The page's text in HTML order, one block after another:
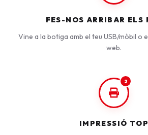
FES-NOS ARRIBAR ELS
Vine a la botiga amb el teu USB/mòbil o
web.
2
IMPRESSIÓ TOP